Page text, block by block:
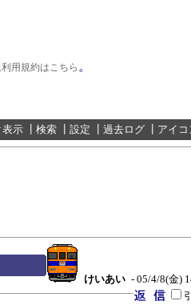
用規約はこちら 。
表示 検索 設定 過去ログ アイコ
けいあい - 05/4/8(金)